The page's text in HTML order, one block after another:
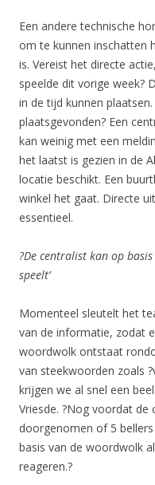
Een andere technische
om te kunnen inschatten
is. Vereist het directe
speelde dit vorige week?
in de tijd kunnen
plaatsgevonden? Een
kan weinig met een
het laatst is gezien in de
locatie beschikt. Een
winkel het gaat. Directe
essentieel.
?De centralist kan op
speelt’
Momenteel sleutelt het
van de informatie, zodat
woordwolk ontstaat
van steekwoorden zoals
krijgen we al snel een
Vriesde. ?Nog voordat
doorgenomen of 5
basis van de woordwolk
reageren.?